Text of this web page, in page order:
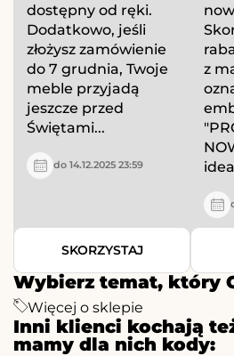
Wybierz temat, który
Więcej o sklepie
Inni klienci kochają
mamy dla nich kody:
dostępny od ręki.
Dodatkowo, jeśli
złożysz zamówienie
do 7 grudnia, Twoje
meble przyjadą
jeszcze przed
Świętami...
do 14.12.2025 23:59
SKORZYSTAJ
z